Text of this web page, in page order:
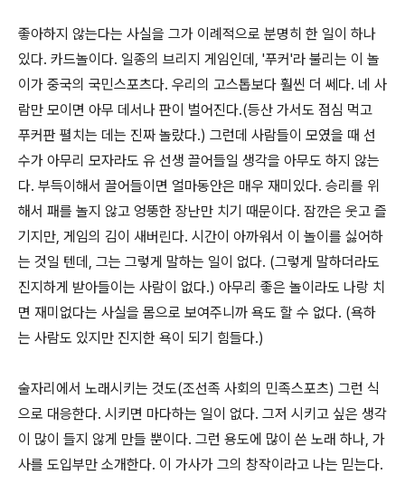
좋아하지 않는다는 사실을 그가 이례적으로 분명히 한 일이 하나
있다. 카드놀이다. 일종의 브리지 게임인데, '푸커'라 불리는 이 놀
이가 중국의 국민스포츠다. 우리의 고스톱보다 훨씬 더 쎄다. 네 사
람만 모이면 아무 데서나 판이 벌어진다.(등산 가서도 점심 먹고
푸커판 펼치는 데는 진짜 놀랐다.) 그런데 사람들이 모였을 때 선
수가 아무리 모자라도 유 선생 끌어들일 생각을 아무도 하지 않는
다. 부득이해서 끌어들이면 얼마동안은 매우 재미있다. 승리를 위
해서 패를 놀지 않고 엉뚱한 장난만 치기 때문이다. 잠깐은 웃고 즐
기지만, 게임의 김이 새버린다. 시간이 아까워서 이 놀이를 싫어하
는 것일 텐데, 그는 그렇게 말하는 일이 없다. (그렇게 말하더라도
진지하게 받아들이는 사람이 없다.) 아무리 좋은 놀이라도 나랑 치
면 재미없다는 사실을 몸으로 보여주니까 욕도 할 수 없다. (욕하
는 사람도 있지만 진지한 욕이 되기 힘들다.)
술자리에서 노래시키는 것도(조선족 사회의 민족스포츠) 그런 식
으로 대응한다. 시키면 마다하는 일이 없다. 그저 시키고 싶은 생각
이 많이 들지 않게 만들 뿐이다. 그런 용도에 많이 쓴 노래 하나, 가
사를 도입부만 소개한다. 이 가사가 그의 창작이라고 나는 믿는다.